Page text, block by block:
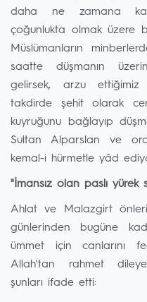
daha ne zamana
çoğunlukta olmak üzere
Müslümanların
saatte düşmanın
gelirsek, arzu ettiğimiz
takdirde şehit olarak
kuyruğunu bağlayıp
Sultan Alparslan ve
kemal-i hürmetle yâd
"İmansız olan paslı yürek
Ahlat ve Malazgirt
günlerinden bugüne
ümmet için canlarını
Allah'tan rahmet
şunları ifade etti: